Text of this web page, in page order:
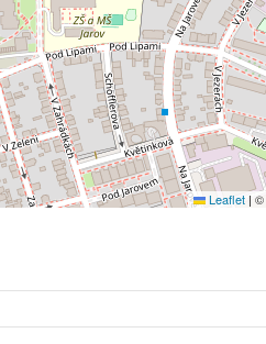
Leaflet | ©